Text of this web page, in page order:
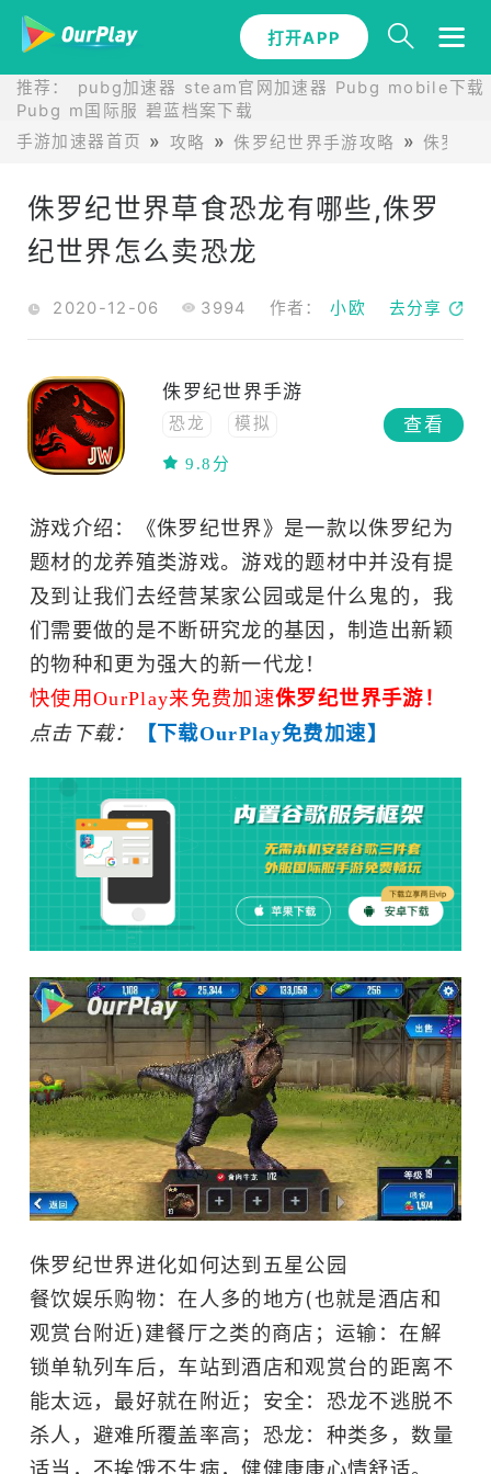
打开APP
推荐： pubg加速器 steam官网加速器 Pubg mobile下载
Pubg m国际服 碧蓝档案下载
手游加速器首页
攻略 侏罗纪世界手游攻略 侏罗纪
侏罗纪世界草食恐龙有哪些,侏罗
纪世界怎么卖恐龙
2020-12-06 3994 作者：小欧 去分享
侏罗纪世界手游
恐龙
模拟
模拟经营
9.8分
查看
游戏介绍：《侏罗纪世界》是一款以侏罗纪为
题材的龙养殖类游戏。游戏的题材中并没有提
及到让我们去经营某家公园或是什么鬼的，我
们需要做的是不断研究龙的基因，制造出新颖
的物种和更为强大的新一代龙！
快使用OurPlay来免费加速侏罗纪世界手游！
点击下载：
【下载OurPlay免费加速】
侏罗纪世界进化如何达到五星公园
餐饮娱乐购物：在人多的地方(也就是酒店和
观赏台附近)建餐厅之类的商店；运输：在解
锁单轨列车后，车站到酒店和观赏台的距离不
能太远，最好就在附近；安全：恐龙不逃脱不
杀人，避难所覆盖率高；恐龙：种类多，数量
适当，不挨饿不生病，健健康康心情舒适。